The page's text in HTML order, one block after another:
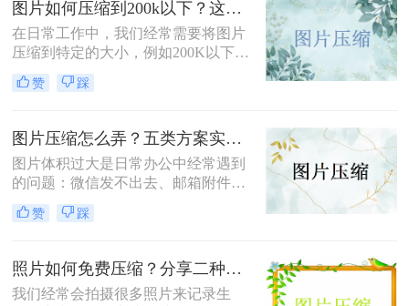
时保持较高的图片质量。
图片如何压缩到200k以下？这三种方法简单又高效！
在日常工作中，我们经常需要将图片
压缩到特定的大小，例如200K以下，
以满足电子邮件附件、网站上传或社
交媒体分享的要求。那么图片如何压
图片压缩到200K以下的有效方法，帮
助您轻松完成图片压缩，同时保持较
高的图片质量。
赞 踩
图片压缩怎么弄？五类方案实测对比，一张表看懂怎么选！
图片体积过大是日常办公中经常遇到
的问题：微信发不出去、邮箱附件超
限、网页上传被拒、本地存储吃紧。
不同压缩方法在压缩率、画质损失、
可能导致图片模糊到无法使用，或者
压缩后体积几乎没变。
赞 踩
照片如何免费压缩？分享二种高效压缩方法！
我们经常会拍摄很多照片来记录生